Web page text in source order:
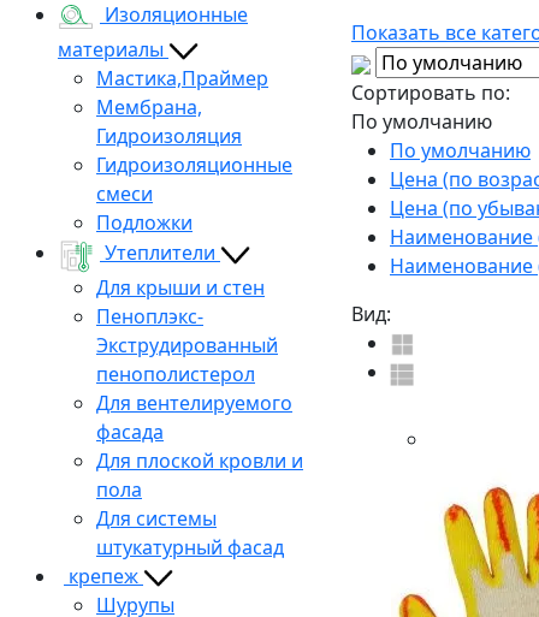
Изоляционные
материалы
Мастика,Праймер
Мембрана,
Гидроизоляция
Гидроизоляционные
смеси
Подложки
Утеплители
Для крыши и стен
Пеноплэкс-
Экструдированный
пенополистерол
Для вентелируемого
фасада
Для плоской кровли и
пола
Для системы
штукатурный фасад
крепеж
Шурупы
Показать все
Сортировать по:
По умолчанию
По умолчанию
Цена (по
Цена (по
Наименование
Наименование
Вид: